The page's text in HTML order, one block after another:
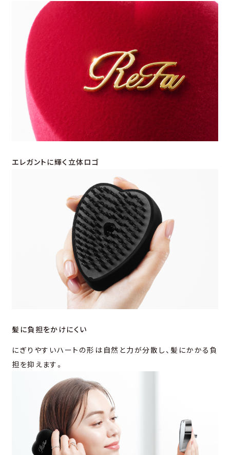
エレガントに輝く立体ロゴ
髪に負担をかけにくい
にぎりやすいハートの形は自然と力が分散し、髪にかかる負
担を抑えます。